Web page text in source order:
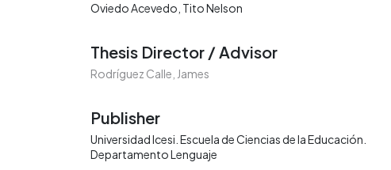
Oviedo Acevedo, Tito Nelson
Thesis Director / Advisor
Rodríguez Calle, James
Publisher
Universidad Icesi. Escuela de Ciencias de la Educación.
Departamento Lenguaje